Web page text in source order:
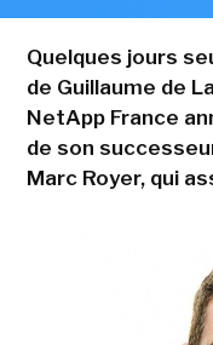
Quelques jours
de Guillaume de
NetApp France
de son
Marc Royer, qui